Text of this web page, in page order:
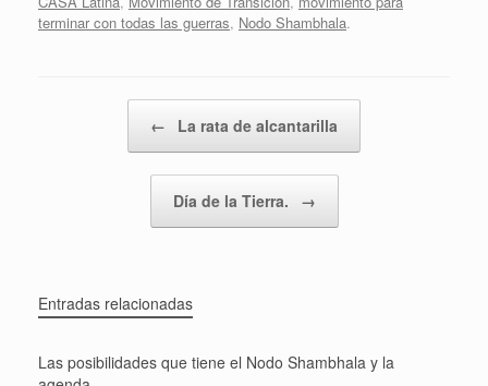
terminar con todas las guerras, Nodo Shambhala.
← La rata de alcantarilla
Día de la Tierra. →
Entradas relacionadas
Las posibilidades que tiene el Nodo Shambhala y la